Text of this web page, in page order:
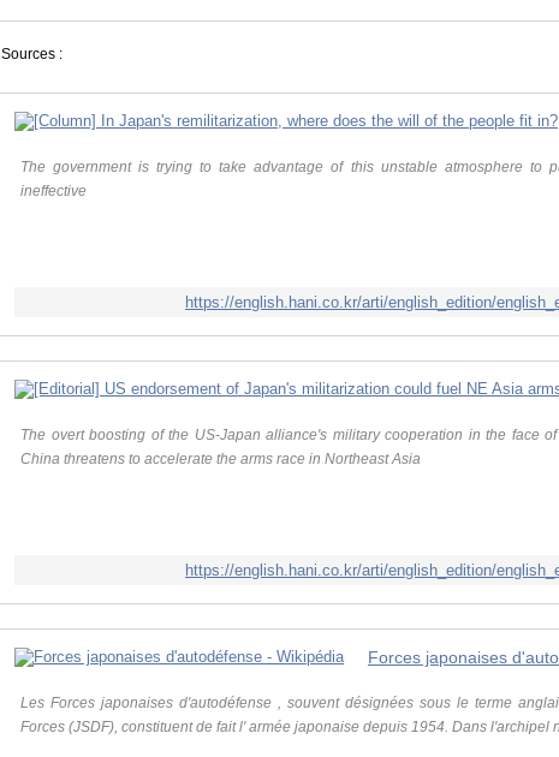
Sources :
The government is trying to take advantage of this unstable atmosphere to
ineffective
https://english.hani.co.kr/arti/english_edition/
The overt boosting of the US-Japan alliance's military cooperation in the face
China threatens to accelerate the arms race in Northeast Asia
https://english.hani.co.kr/arti/english_edition/
Forces japonaises
Les Forces japonaises d'autodéfense , souvent désignées sous le terme
Forces (JSDF), constituent de fait l' armée japonaise depuis 1954. Dans l'archipel